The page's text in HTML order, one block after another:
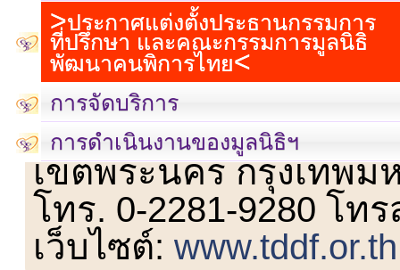
ประกาศแต่งตั้งประธานกรรมการ
ที่ปรึกษา และคณะกรรมการมูลนิธิ
พัฒนาคนพิการไทย
การจัดบริการ
การดำเนินงานของมูลนิธิฯ
เลขที่ 23 ชั้น 2 ถนนวิ
เขตพระนคร กรุงเทพม
โทร. 0-2281-9280 โท
เว็บไซต์:www.tddf.or.th